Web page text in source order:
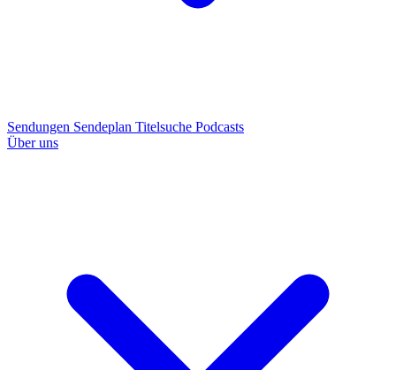
Sendungen Sendeplan Titelsuche Podcasts
Über uns